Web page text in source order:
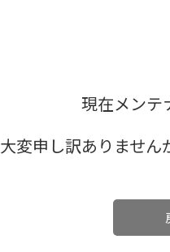
現在メンテ
大変申し訳ありません